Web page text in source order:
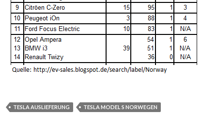
TESLA AUSLIEFERUNG TESLA MODEL S NORWEGEN